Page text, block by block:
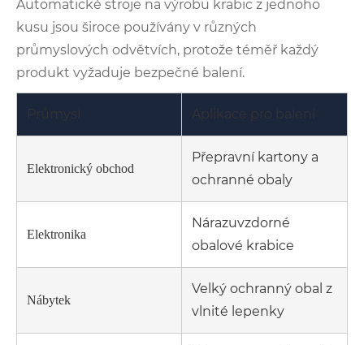
Automatické stroje na výrobu krabic z jednoho
kusu jsou široce používány v různých
průmyslových odvětvích, protože téměř každý
produkt vyžaduje bezpečné balení.
Průmysl Aplikace pro balení
Elektronický obchod
Přepravní kartony a
ochranné obaly
Elektronika
Nárazuvzdorné
obalové krabice
Nábytek
Velký ochranný obal z
vlnité lepenky